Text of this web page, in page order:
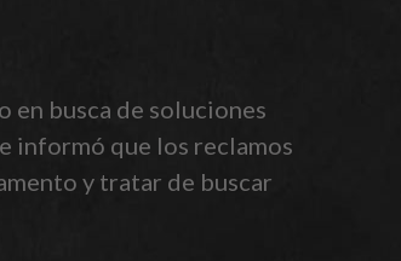
en busca de soluciones
informó que los reclamos
y tratar de buscar